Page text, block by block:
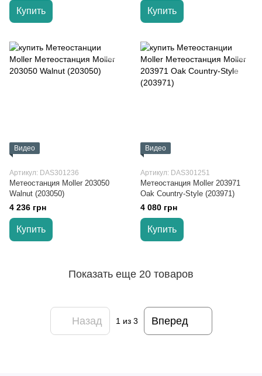
Купить Купить
Видео
Артикул: DAS301236
Метеостанция Moller 203050
Walnut (203050)
4 236 грн
Купить
Видео
Артикул: DAS301251
Метеостанция Moller 203971
Oak Country-Style (203971)
4 080 грн
Купить
Показать еще 20 товаров
Назад 1из 3 Вперед